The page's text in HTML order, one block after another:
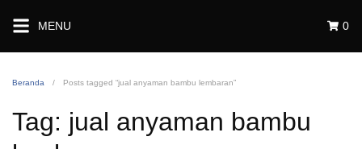
konten
MENU 0
Beranda Posts tagged “jual anyaman bambu lembaran”
Tag: jual anyaman bambu